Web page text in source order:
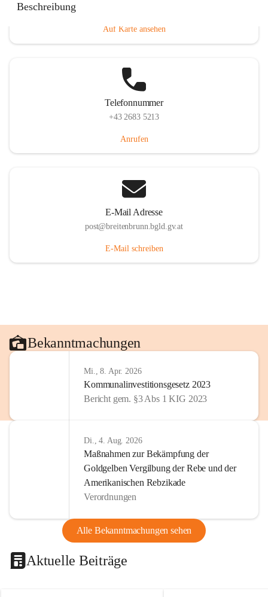
Beschreibung
Auf Karte ansehen
Telefonnummer
+43 2683 5213
Anrufen
E-Mail Adresse
post@breitenbrunn.bgld.gv.at
E-Mail schreiben
Bekanntmachungen
Mi., 8. Apr. 2026
Kommunalinvestitionsgesetz 2023
Bericht gem. §3 Abs 1 KIG 2023
Di., 4. Aug. 2026
Maßnahmen zur Bekämpfung der
Goldgelben Vergilbung der Rebe und der
Amerikanischen Rebzikade
Verordnungen
Alle Bekanntmachungen sehen
Aktuelle Beiträge